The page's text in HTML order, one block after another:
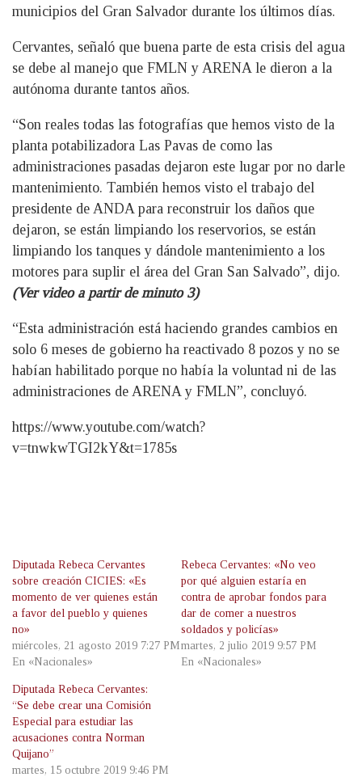
municipios del Gran Salvador durante los últimos días.
Cervantes, señaló que buena parte de esta crisis del agua
se debe al manejo que FMLN y ARENA le dieron a la
autónoma durante tantos años.
“Son reales todas las fotografías que hemos visto de la
planta potabilizadora Las Pavas de como las
administraciones pasadas dejaron este lugar por no darle
mantenimiento. También hemos visto el trabajo del
presidente de ANDA para reconstruir los daños que
dejaron, se están limpiando los reservorios, se están
limpiando los tanques y dándole mantenimiento a los
motores para suplir el área del Gran San Salvado”, dijo.
(Ver video a partir de minuto 3)
“Esta administración está haciendo grandes cambios en
solo 6 meses de gobierno ha reactivado 8 pozos y no se
habían habilitado porque no había la voluntad ni de las
administraciones de ARENA y FMLN”, concluyó.
https://www.youtube.com/watch?
v=tnwkwTGI2kY&t=1785s
Diputada Rebeca Cervantes
sobre creación CICIES: «Es
momento de ver quienes están
a favor del pueblo y quienes
no»
miércoles, 21 agosto 2019 7:27 PM
En «Nacionales»
Rebeca Cervantes: «No veo
por qué alguien estaría en
contra de aprobar fondos para
dar de comer a nuestros
soldados y policías»
martes, 2 julio 2019 9:57 PM
En «Nacionales»
Diputada Rebeca Cervantes:
“Se debe crear una Comisión
Especial para estudiar las
acusaciones contra Norman
Quijano”
martes, 15 octubre 2019 9:46 PM